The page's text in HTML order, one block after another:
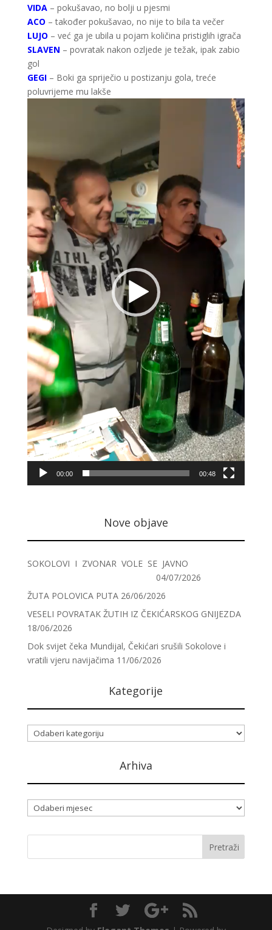
VIDA– pokušavao, no bolji u pjesmi
ACO – također pokušavao, no nije to bila ta večer
LUJO – već ga je ubila u pojam količina pristiglih igrača
SLAVEN – povratak nakon ozljede je težak, ipak zabio
gol
GEGI– Boki ga spriječio u postizanju gola, treće
poluvrijeme mu lakše
00:00 00:48
Nove objave
SOKOLOVI I ZVONAR VOLE SE JAVNO
04/07/2026
ŽUTA POLOVICA PUTA 26/06/2026
VESELI POVRATAK ŽUTIH IZ ČEKIĆARSKOG GNIJEZDA
18/06/2026
Dok svijet čeka Mundijal, Čekićari srušili Sokolove i
vratili vjeru navijačima 11/06/2026
Kategorije
Kategorije
Arhiva
Arhiva